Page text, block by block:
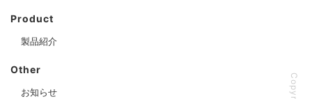
Product
製品紹介
Other
お知らせ